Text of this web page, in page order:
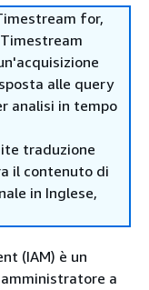
for,
alle query
analisi in tempo
traduzione
il contenuto di
in Inglese,
(IAM) è un
a